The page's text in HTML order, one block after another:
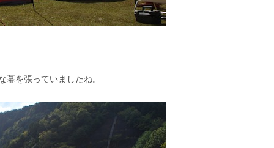
を張っていましたね。